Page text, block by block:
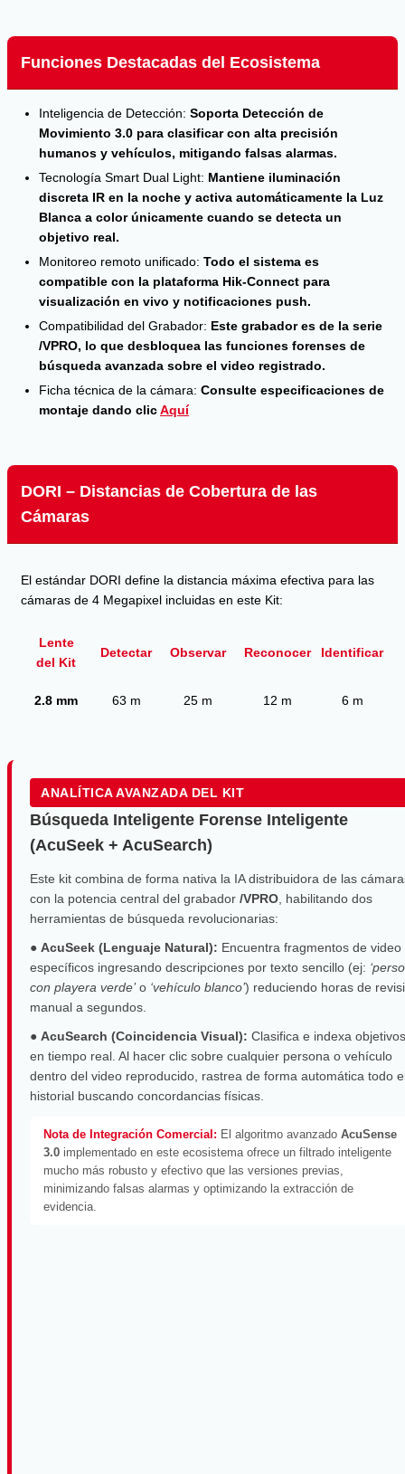
Funciones Destacadas del Ecosistema
Inteligencia de Detección: Soporta Detección de
Movimiento 3.0 para clasificar con alta precisión
humanos y vehículos, mitigando falsas alarmas.
Tecnología Smart Dual Light: Mantiene iluminación
discreta IR en la noche y activa automáticamente la Luz
Blanca a color únicamente cuando se detecta un
objetivo real.
Monitoreo remoto unificado: Todo el sistema es
compatible con la plataforma Hik-Connect para
visualización en vivo y notificaciones push.
Compatibilidad del Grabador: Este grabador es de la serie
/VPRO, lo que desbloquea las funciones forenses de
búsqueda avanzada sobre el video registrado.
Ficha técnica de la cámara: Consulte especificaciones de
montaje dando clicAquí
DORI – Distancias de Cobertura de las
Cámaras
El estándar DORI define la distancia máxima efectiva para las
cámaras de 4 Megapixel incluidas en este Kit:
Lente
del Kit
Detectar Observar Reconocer Identificar
2.8 mm 63 m 25 m 12 m 6 m
ANALÍTICA AVANZADA DEL KIT
Búsqueda Inteligente Forense Inteligente
(AcuSeek + AcuSearch)
Este kit combina de forma nativa la IA distribuidora de las
con la potencia central del grabador /VPRO, habilitando dos
herramientas de búsqueda revolucionarias:
● AcuSeek (Lenguaje Natural): Encuentra fragmentos de video
específicos ingresando descripciones por texto sencillo (ej:
con playera verde’o ‘vehículo blanco’) reduciendo horas de
manual a segundos.
● AcuSearch (Coincidencia Visual): Clasifica e indexa objetivos
en tiempo real. Al hacer clic sobre cualquier persona o vehículo
dentro del video reproducido, rastrea de forma automática todo
historial buscando concordancias físicas.
Nota de Integración Comercial: El algoritmo avanzado AcuSense
3.0 implementado en este ecosistema ofrece un filtrado inteligente
mucho más robusto y efectivo que las versiones previas,
minimizando falsas alarmas y optimizando la extracción de
evidencia.